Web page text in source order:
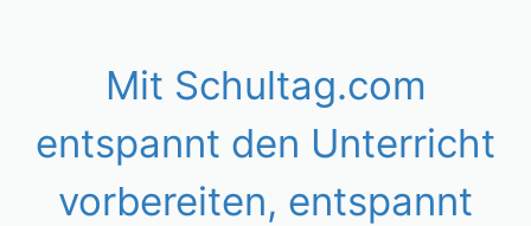
Mit Schultag.com
entspannt den Unterricht
vorbereiten, entspannt